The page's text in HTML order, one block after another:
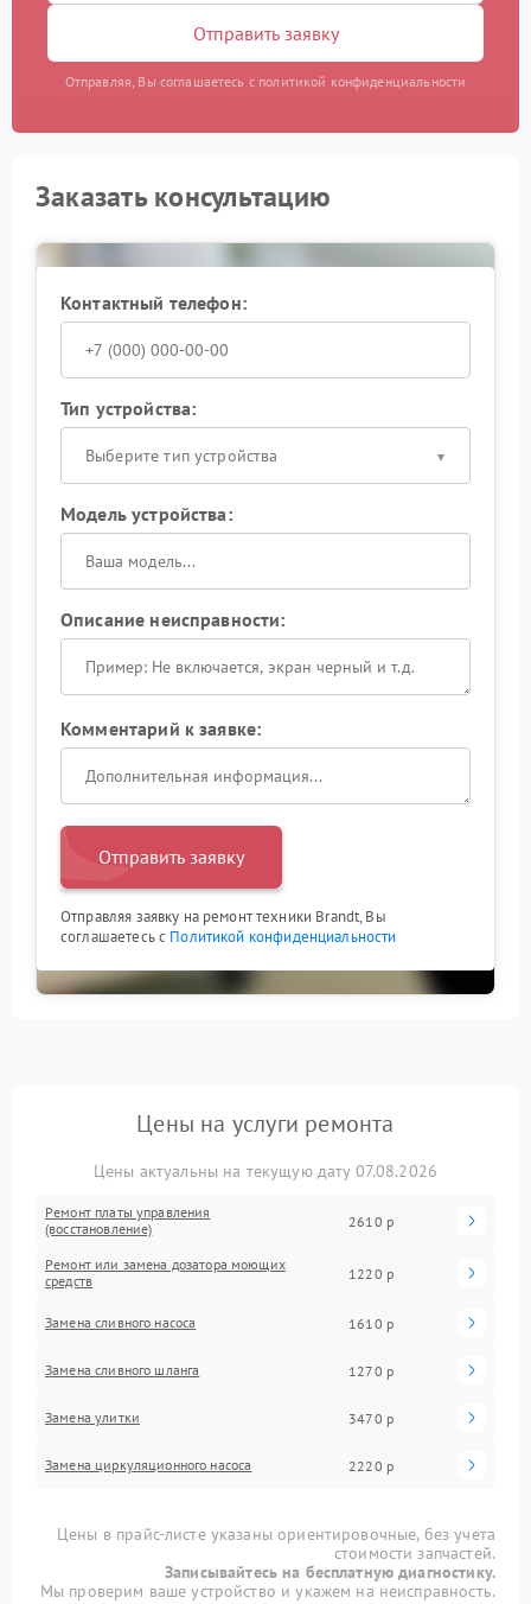
Отправить заявку
Отправляя, Вы соглашаетесь с политикой конфиденциальности
Заказать консультацию
Контактный телефон:
Тип устройства:
Выберите тип устройства
Модель устройства:
Описание неисправности:
Комментарий к заявке:
Отправить заявку
Отправляя заявку на ремонт техники Brandt, Вы
соглашаетесь с Политикой конфиденциальности
Цены на услуги ремонта
Цены актуальны на текущую дату 07.08.2026
Ремонт платы управления
(восстановление)
2610 р
Ремонт или замена дозатора моющих
средств
1220 р
Замена сливного насоса 1610 р
Замена сливного шланга 1270 р
Замена улитки 3470 р
Замена циркуляционного насоса 2220 р
Цены в прайс-листе указаны ориентировочные, без учета
стоимости запчастей.
Записывайтесь на бесплатную диагностику.
Мы проверим ваше устройство и укажем на неисправность.